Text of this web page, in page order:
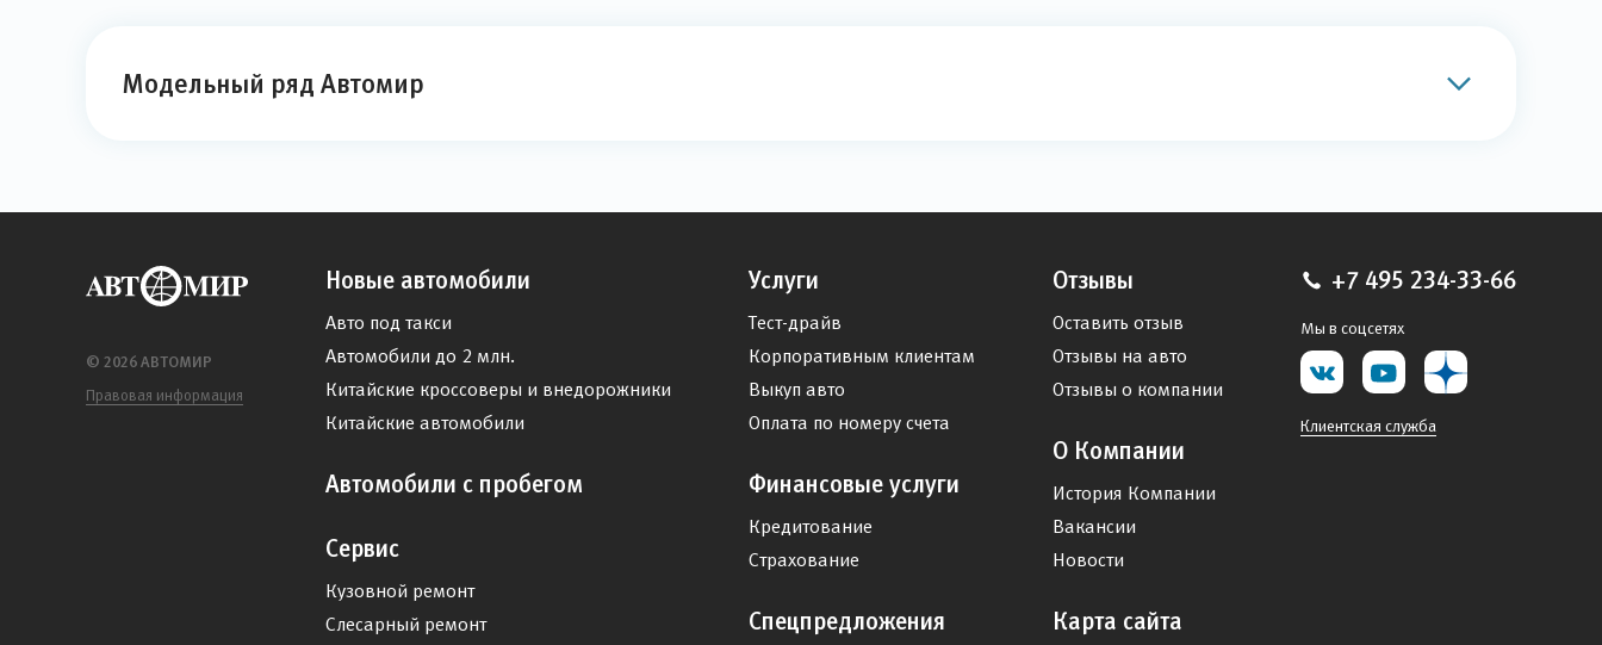
Модельный ряд Автомир
© 2026 АВТОМИР
Правовая информация
Новые автомобили
Авто под такси
Автомобили до 2 млн.
Китайские кроссоверы и внедорожники
Китайские автомобили
Автомобили с пробегом
Сервис
Кузовной ремонт
Слесарный ремонт
Услуги
Тест-драйв
Корпоративным клиентам
Выкуп авто
Оплата по номеру счета
Финансовые услуги
Кредитование
Страхование
Спецпредложения
Отзывы
Оставить отзыв
Отзывы на авто
Отзывы о компании
О Компании
История Компании
Вакансии
Новости
Карта сайта
+7 495 234-33-66
Мы в соцсетях
Клиентская служба